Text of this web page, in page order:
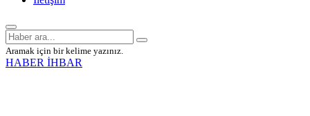
Aramak için bir kelime yazınız.
HABER İHBAR